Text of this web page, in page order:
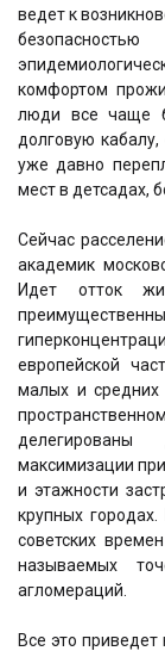
ведет к
комфортом
люди все чаще
долговую
уже давно
мест в детсадах,
Сейчас
академик
Идет отток
европейской
малых и средних
делегированы
максимизации
и этажности
крупных
советских
называемых
агломераций.
Все это приведет